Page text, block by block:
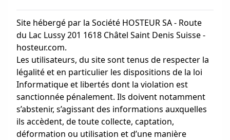
Site hébergé par la Société HOSTEUR SA - Route
du Lac Lussy 201 1618 Châtel Saint Denis Suisse -
hosteur.com.
Les utilisateurs, du site sont tenus de respecter la
légalité et en particulier les dispositions de la loi
Informatique et libertés dont la violation est
sanctionnée pénalement. Ils doivent notamment
s’abstenir, s’agissant des informations auxquelles
ils accèdent, de toute collecte, captation,
déformation ou utilisation et d’une manière